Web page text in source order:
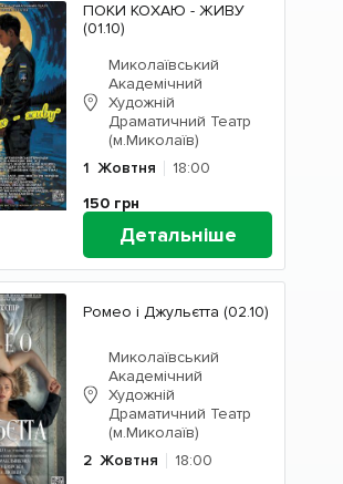
ПОКИ КОХАЮ - ЖИВУ
(01.10)
Миколаївський
Академічний
Художній
Драматичний Театр
(м.Миколаїв)
1 Жовтня
18:00
150 грн
Детальніше
Ромео і Джульєтта (02.10)
Миколаївський
Академічний
Художній
Драматичний Театр
(м.Миколаїв)
2 Жовтня
18:00